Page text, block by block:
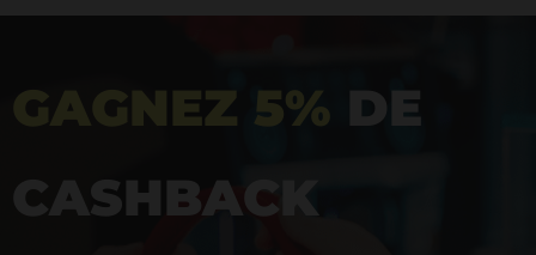
GAGNEZ 5% DE
CASHBACK